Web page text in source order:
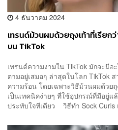
4 ธันวาคม 2024
เทรนด์ม้วนผมด้วยถุงเท้าที่เรียก
บน TikTok
เทรนด์ความงามใน TikTok มักจะมีอ
ตามอยู่เสมอๆ ล่าสุดในโลก TikTok
ความร้อน โดยเฉพาะวิธีม้วนผมด้วยถุ
เป็นเทคนิคง่ายๆ ที่ใช้อุปกรณ์ที่มีอยู่
ประทับใจทีเดียว วิธีทำ Sock